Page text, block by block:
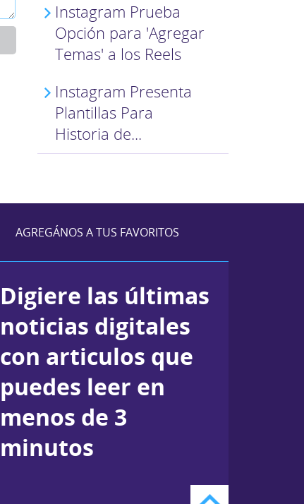
Instagram Prueba
Opción para 'Agregar
Temas' a los Reels
Instagram Presenta
Plantillas Para
Historia de...
AGREGÁNOS A TUS FAVORITOS
Digiere las últimas
noticias digitales
con articulos que
puedes leer en
menos de 3
minutos